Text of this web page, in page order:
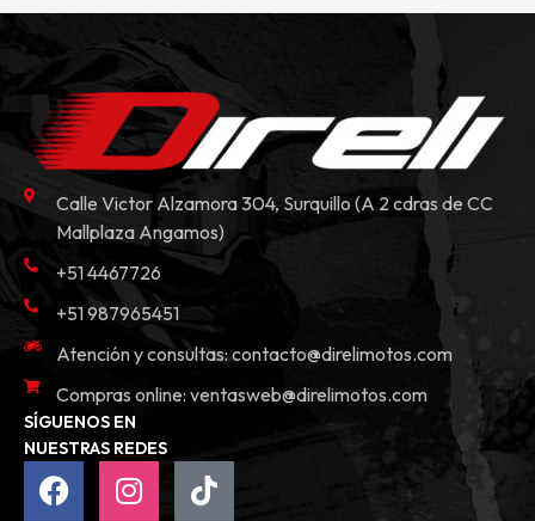
Calle Victor Alzamora 304, Surquillo (A 2 cdras de CC
Mallplaza Angamos)
+51 4467726
+51 987965451
Atención y consultas:contacto@direlimotos.com
Compras online: ventasweb@direlimotos.com
SÍGUENOS EN
NUESTRAS REDES